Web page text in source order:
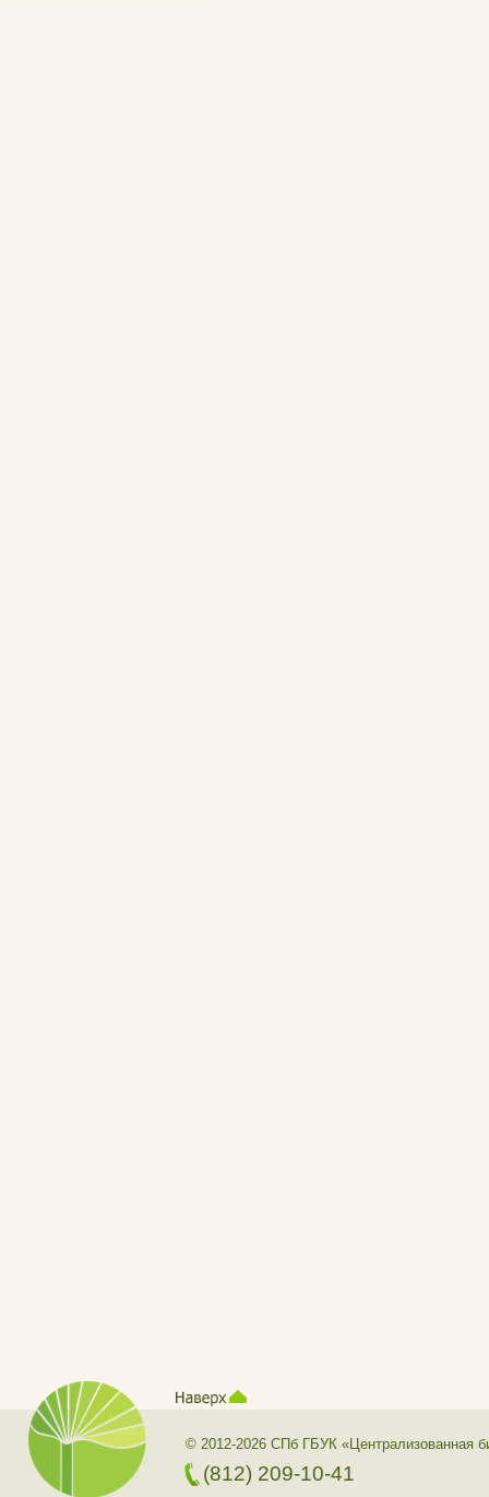
© 2012-2026 СПб ГБУК «Централизованная
(812) 209-10-41